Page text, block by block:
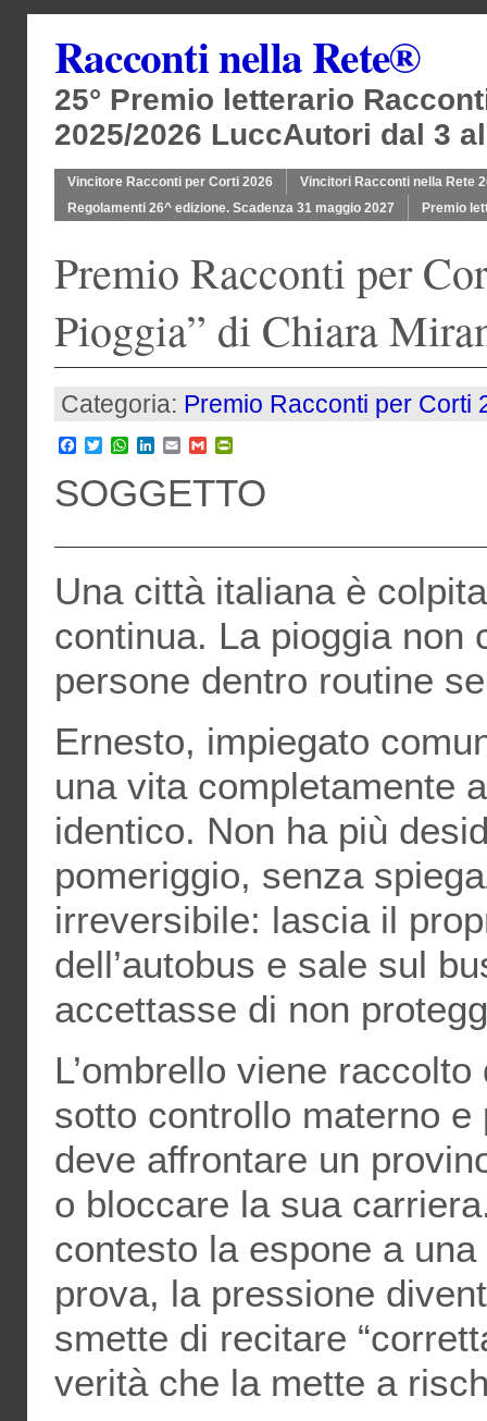
Racconti nella Rete®
25° Premio letterario
2025/2026 LuccAutori dal 3
Vincitore Racconti per Corti 2026
Vincitori Racconti nella Rete
Regolamenti 26^ edizione. Scadenza 31 maggio 2027
Premio
Premio Racconti per
Pioggia” di Chiara
Categoria: Premio Racconti per Corti
Facebook
TwitterWhatsApp
LinkedIn
EmailGmail
SOGGETTO
Una città italiana è
continua. La pioggia non
persone dentro routine
Ernesto, impiegato
una vita completamente
identico. Non ha più
pomeriggio, senza
irreversibile: lascia il
dell’autobus e sale sul
accettasse di non
L’ombrello viene
sotto controllo materno
deve affrontare un
o bloccare la sua
contesto la espone a
prova, la pressione
smette di recitare
verità che la mette a